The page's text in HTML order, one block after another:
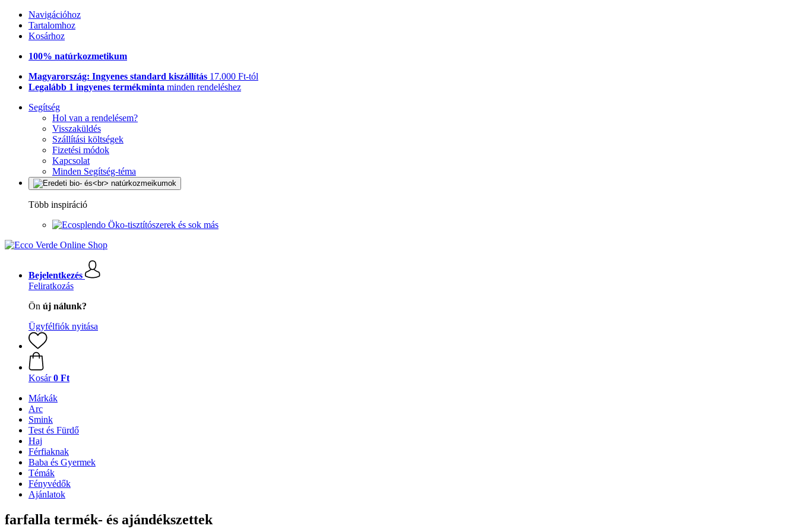
Navigációhoz
Tartalomhoz
Kosárhoz
100% natúrkozmetikum
Magyarország: Ingyenes standard kiszállítás 17.000 Ft-tól
Legalább 1 ingyenes termékminta minden rendeléshez
Segítség
Hol van a rendelésem?
Visszaküldés
Szállítási költségek
Fizetési módok
Kapcsolat
Minden Segítség-téma
Több inspiráció
Öko-tisztítószerek és sok más
Bejelentkezés
Feliratkozás
Ön új nálunk?
Ügyfélfiók nyitása
Kosár 0 Ft
Márkák
Arc
Smink
Test és Fürdő
Haj
Férfiaknak
Baba és Gyermek
Témák
Fényvédők
Ajánlatok
farfalla termék- és ajándékszettek